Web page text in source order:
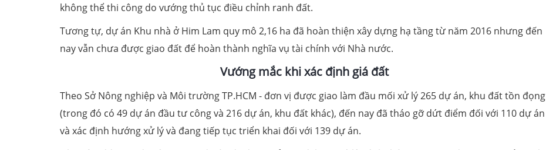
không thể thi công do vướng thủ tục điều chỉnh ranh đất.
Tương tự, dự án Khu nhà ở Him Lam quy mô 2,16 ha đã hoàn thiện xây dựng hạ tầng từ năm 2016 nhưng đến
nay vẫn chưa được giao đất để hoàn thành nghĩa vụ tài chính với Nhà nước.
Vướng mắc khi xác định giá đất
Theo Sở Nông nghiệp và Môi trường TP.HCM - đơn vị được giao làm đầu mối xử lý 265 dự án, khu đất tồn đọng
(trong đó có 49 dự án đầu tư công và 216 dự án, khu đất khác), đến nay đã tháo gỡ dứt điểm đối với 110 dự án
và xác định hướng xử lý và đang tiếp tục triển khai đối với 139 dự án.